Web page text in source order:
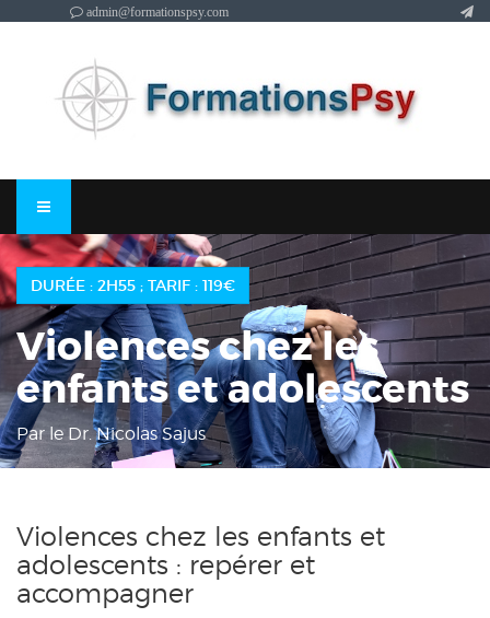
admin@formationspsy.com
DURÉE : 2H55 ; TARIF : 119€
Violences chez les
enfants et adolescents
Par le Dr. Nicolas Sajus
Violences chez les enfants et
adolescents : repérer et
accompagner